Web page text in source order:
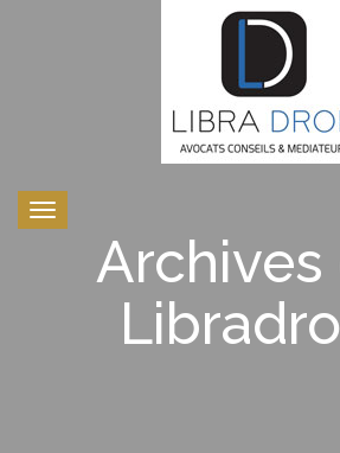
Toggle
navigationArchives